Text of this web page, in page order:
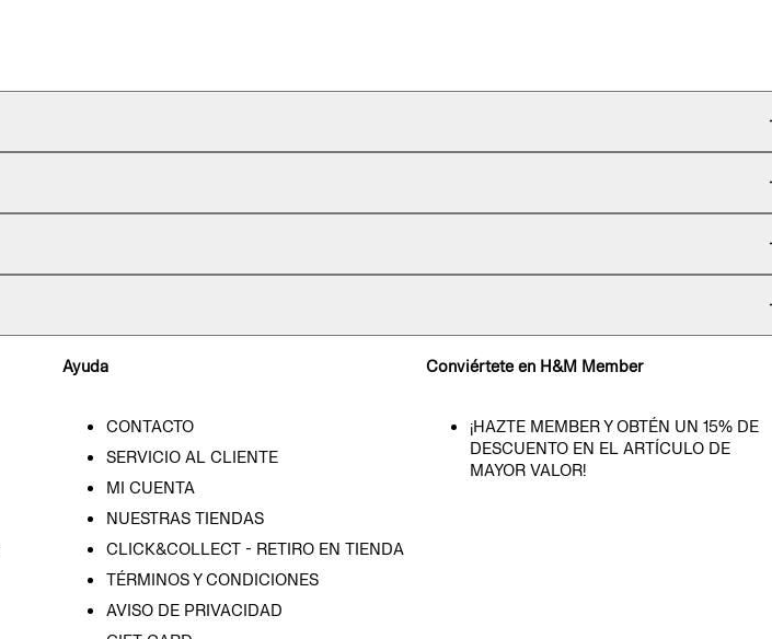
Ayuda
CONTACTO
SERVICIO AL CLIENTE
MI CUENTA
NUESTRAS TIENDAS
CLICK&COLLECT - RETIRO EN TIENDA
TÉRMINOS Y CONDICIONES
AVISO DE PRIVACIDAD
Conviértete en H&M Member
¡HAZTE MEMBER Y OBTÉN UN 15% DE
DESCUENTO EN EL ARTÍCULO DE
MAYOR VALOR!